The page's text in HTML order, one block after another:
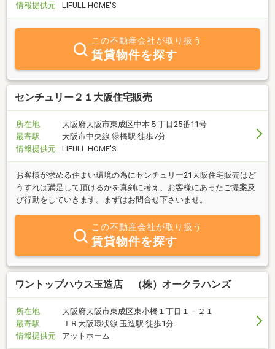
情報提供元
LIFULL HOME'S
この不動産会社が取り扱う
賃貸物件を探す
センチュリー２１大阪住宅販売
所在地
大阪府大阪市東成区中本５丁目25番11号
最寄駅
大阪市中央線 緑橋駅 徒歩7分
情報提供元
LIFULL HOME'S
お客様が求める住まい環境の為にセンチュリー21大阪住宅販売はど
うすれば満足して頂けるかを真剣に考え、お客様にあったご提案及
び行動をしていきます。まずはお問合せ下さいませ。
この不動産会社が取り扱う
賃貸物件を探す
ワントップハウス玉造店 （株）オークラハンズ
所在地
大阪府大阪市東成区東小橋１丁目１－２１
最寄駅
ＪＲ大阪環状線 玉造駅 徒歩1分
情報提供元
アットホーム